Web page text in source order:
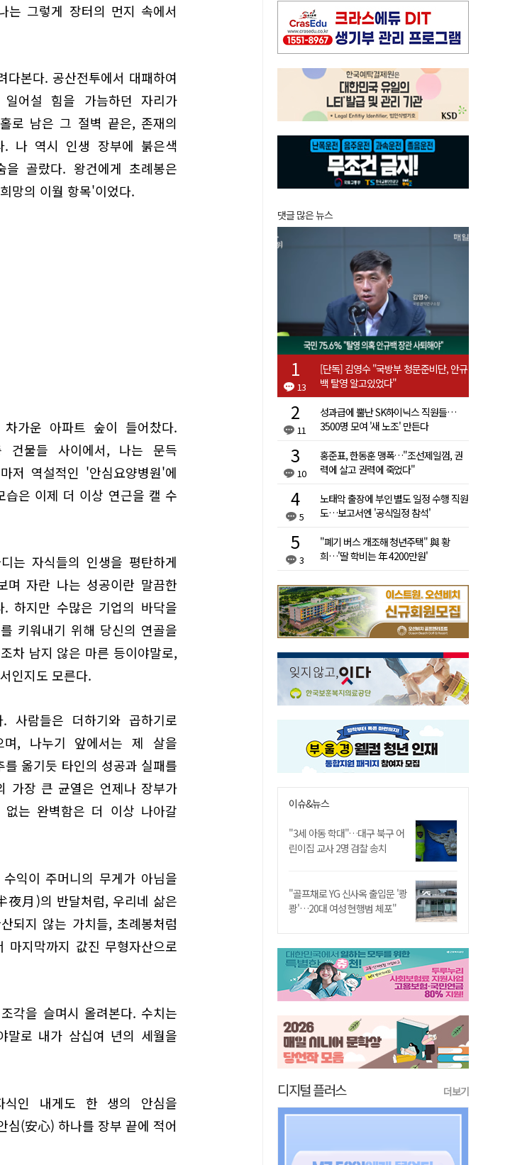
는 그렇게 장터의 먼지 속에서
본다. 공산전투에서 대패하여
어설 힘을 가늠하던 자리가
로 남은 그 절벽 끝은, 존재의
. 나 역시 인생 장부에 붉은색
골랐다. 왕건에게 초례봉은
망의 이월 항목'이었다.
가운 아파트 숲이 들어찼다.
건물들 사이에서, 나는 문득
저 역설적인 '안심요양병원'에
은 이제 더 이상 연근을 캘 수
는 자식들의 인생을 평탄하게
며 자란 나는 성공이란 말끔한
하지만 수많은 기업의 바닥을
키워내기 위해 당신의 연골을
차 남지 않은 마른 등이야말로,
인지도 모른다.
람들은 더하기와 곱하기로
며, 나누기 앞에서는 제 살을
옮기듯 타인의 성공과 실패를
가장 큰 균열은 언제나 장부가
는 완벽함은 더 이상 나아갈
익이 주머니의 무게가 아님을
夜月)의 반달처럼, 우리네 삶은
되지 않는 가치들, 초례봉처럼
지막까지 값진 무형자산으로
각을 슬며시 올려본다. 수치는
말로 내가 삼십여 년의 세월을
식인 내게도 한 생의 안심을
심(安心) 하나를 장부 끝에 적어
댓글 많은 뉴스
13
[단독] 김영수 "국방부 청문준비단, 안규
백 탈영 알고있었다"
11
성과급에 뿔난 SK하이닉스 직원들…
3500명 모여 '새 노조' 만든다
10
홍준표, 한동훈 맹폭…"조선제일껌, 권
력에 살고 권력에 죽었다"
5
노태악 출장에 부인 별도 일정 수행 직원
도…보고서엔 '공식일정 참석'
3
"폐기 버스 개조해 청년주택" 與 황
희…'딸 학비는 年 4200만원'
이슈&뉴스
"3세 아동 학대"…대구 북구 어
린이집 교사 2명 검찰 송치
"골프채로 YG 신사옥 출입문 '쾅
쾅'…20대 여성 현행범 체포"
디지털 플러스 더보기